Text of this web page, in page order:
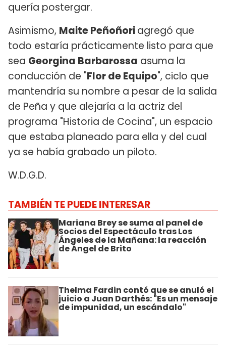
quería postergar.
Asimismo, Maite Peñoñoriagregó que
todo estaría prácticamente listo para que
sea Georgina Barbarossa asuma la
conducción de "Flor de Equipo", ciclo que
mantendría su nombre a pesar de la salida
de Peña y que alejaría a la actriz del
programa "Historia de Cocina", un espacio
que estaba planeado para ella y del cual
ya se había grabado un piloto.
W.D.G.D.
TAMBIÉN TE PUEDE INTERESAR
Mariana Brey se suma al panel de
Socios del Espectáculo tras Los
Ángeles de la Mañana: la reacción
de Ángel de Brito
Thelma Fardin contó que se anuló el
juicio a Juan Darthés: "Es un mensaje
de impunidad, un escándalo"